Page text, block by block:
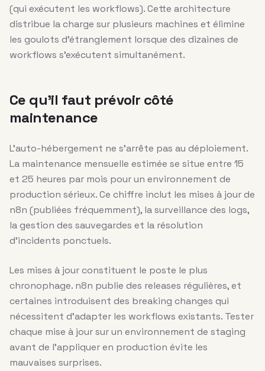
(qui exécutent les workflows). Cette architecture
distribue la charge sur plusieurs machines et élimine
les goulots d’étranglement lorsque des dizaines de
workflows s’exécutent simultanément.
Ce qu’il faut prévoir côté
maintenance
L’auto-hébergement ne s’arrête pas au déploiement.
La maintenance mensuelle estimée se situe entre 15
et 25 heures par mois pour un environnement de
production sérieux. Ce chiffre inclut les mises à jour de
n8n (publiées fréquemment), la surveillance des logs,
la gestion des sauvegardes et la résolution
d’incidents ponctuels.
Les mises à jour constituent le poste le plus
chronophage. n8n publie des releases régulières, et
certaines introduisent des breaking changes qui
nécessitent d’adapter les workflows existants. Tester
chaque mise à jour sur un environnement de staging
avant de l’appliquer en production évite les
mauvaises surprises.